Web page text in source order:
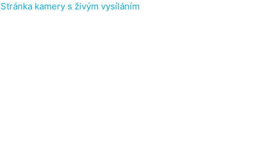
Stránka kamery s živým vysíláním